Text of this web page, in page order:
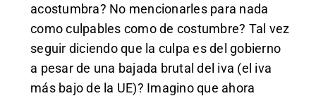
acostumbra? No mencionarles para nada
como culpables como de costumbre? Tal vez
seguir diciendo que la culpa es del gobierno
a pesar de una bajada brutal del iva (el iva
más bajo de la UE)? Imagino que ahora